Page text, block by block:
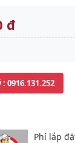
đ
: 0916.131.252
Phí lắp